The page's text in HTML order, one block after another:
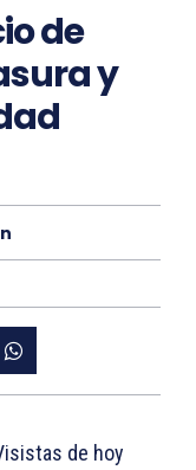
de
y
de hoy